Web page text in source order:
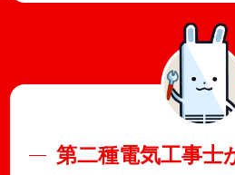
第二種電気工事士